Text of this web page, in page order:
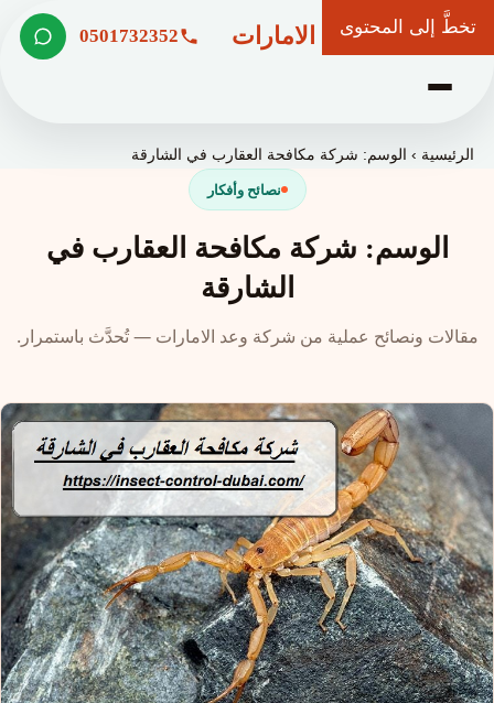
تخطَّ إلى المحتوى
شركة وعد الامارات 0501732352
الرئيسية ›الوسم: شركة مكافحة العقارب في الشارقة
نصائح وأفكار
الوسم: شركة مكافحة العقارب في
الشارقة
مقالات ونصائح عملية من شركة وعد الامارات — تُحدَّث باستمرار.